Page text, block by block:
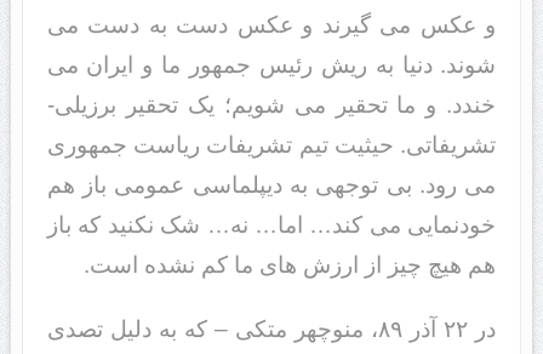
و عکس می گیرند و عکس دست به دست می
شوند. دنیا به ریش رئیس جمهور ما و ایران می
خندد. و ما تحقیر می شویم؛ یک تحقیر برزیلی-
تشریفاتی. حیثیت تیم تشریفات ریاست جمهوری
می رود. بی توجهی به دیپلماسی عمومی باز هم
خودنمایی می کند… اما… نه… شک نکنید که باز
هم هیچ چیز از ارزش های ما کم نشده است.
در ۲۲ آذر ۸۹، منوچهر متکی – که به دلیل تصدی